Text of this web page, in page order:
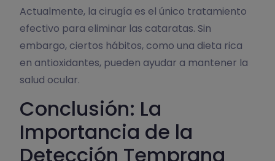
Actualmente, la cirugía es el único tratamiento
efectivo para eliminar las cataratas. Sin
embargo, ciertos hábitos, como una dieta rica
en antioxidantes, pueden ayudar a mantener la
salud ocular.
Conclusión: La
Importancia de la
Detección Temprana